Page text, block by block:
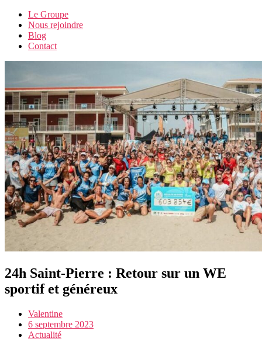
Le Groupe
Nous rejoindre
Blog
Contact
24h Saint-Pierre : Retour sur un WE
sportif et généreux
Valentine
6 septembre 2023
Actualité